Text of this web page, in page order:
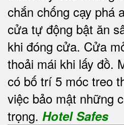
chắn chống cạy phá
cửa tự động bật ăn
khi đóng cửa. Cửa
thoải mái khi lấy đồ.
có bố trí 5 móc treo
việc bảo mật những
trọng. Hotel Safes